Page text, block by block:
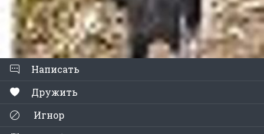
Написать
Дружить
Игнор